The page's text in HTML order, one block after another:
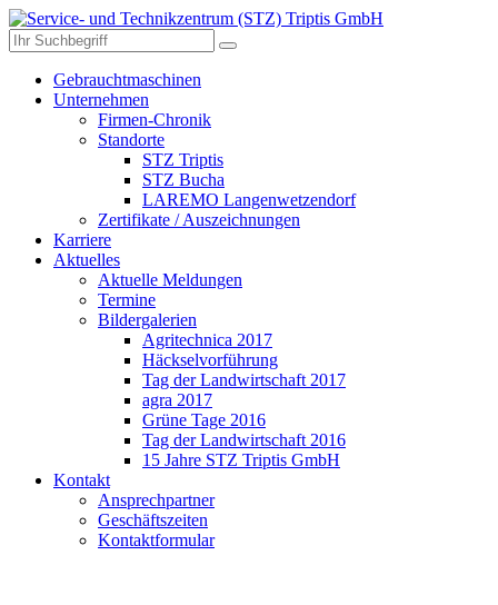
Gebrauchtmaschinen
Unternehmen
Firmen-Chronik
Standorte
STZ Triptis
STZ Bucha
LAREMO Langenwetzendorf
Zertifikate / Auszeichnungen
Karriere
Aktuelles
Aktuelle Meldungen
Termine
Bildergalerien
Agritechnica 2017
Häckselvorführung
Tag der Landwirtschaft 2017
agra 2017
Grüne Tage 2016
Tag der Landwirtschaft 2016
15 Jahre STZ Triptis GmbH
Kontakt
Ansprechpartner
Geschäftszeiten
Kontaktformular